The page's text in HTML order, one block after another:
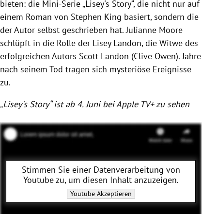
bieten: die Mini-Serie „Lisey's Story“, die nicht nur auf
einem Roman von Stephen King basiert, sondern die
der Autor selbst geschrieben hat. Julianne Moore
schlüpft in die Rolle der Lisey Landon, die Witwe des
erfolgreichen Autors Scott Landon (Clive Owen). Jahre
nach seinem Tod tragen sich mysteriöse Ereignisse
zu.
„Lisey's Story“ ist ab 4. Juni bei Apple TV+ zu sehen
Stimmen Sie einer Datenverarbeitung von
Youtubezu, um diesen Inhalt anzuzeigen.
YoutubeAkzeptieren